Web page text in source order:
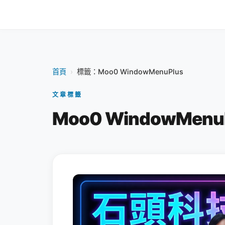
首頁 › 標籤：Moo0 WindowMenuPlus
文章標籤
Moo0